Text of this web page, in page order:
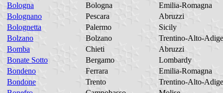
Bologna
Bologna
Emilia-Romagna
Bolognano
Pescara
Abruzzi
Bolognetta
Palermo
Sicily
Bolzano
Bolzano
Trentino-Alto-Adige
Bomba
Chieti
Abruzzi
Bonate Sotto
Bergamo
Lombardy
Bondeno
Ferrara
Emilia-Romagna
Bondone
Trento
Trentino-Alto-Adige